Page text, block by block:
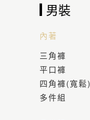
男裝
內著
三角褲
平口褲
四角褲(寬鬆)
多件組